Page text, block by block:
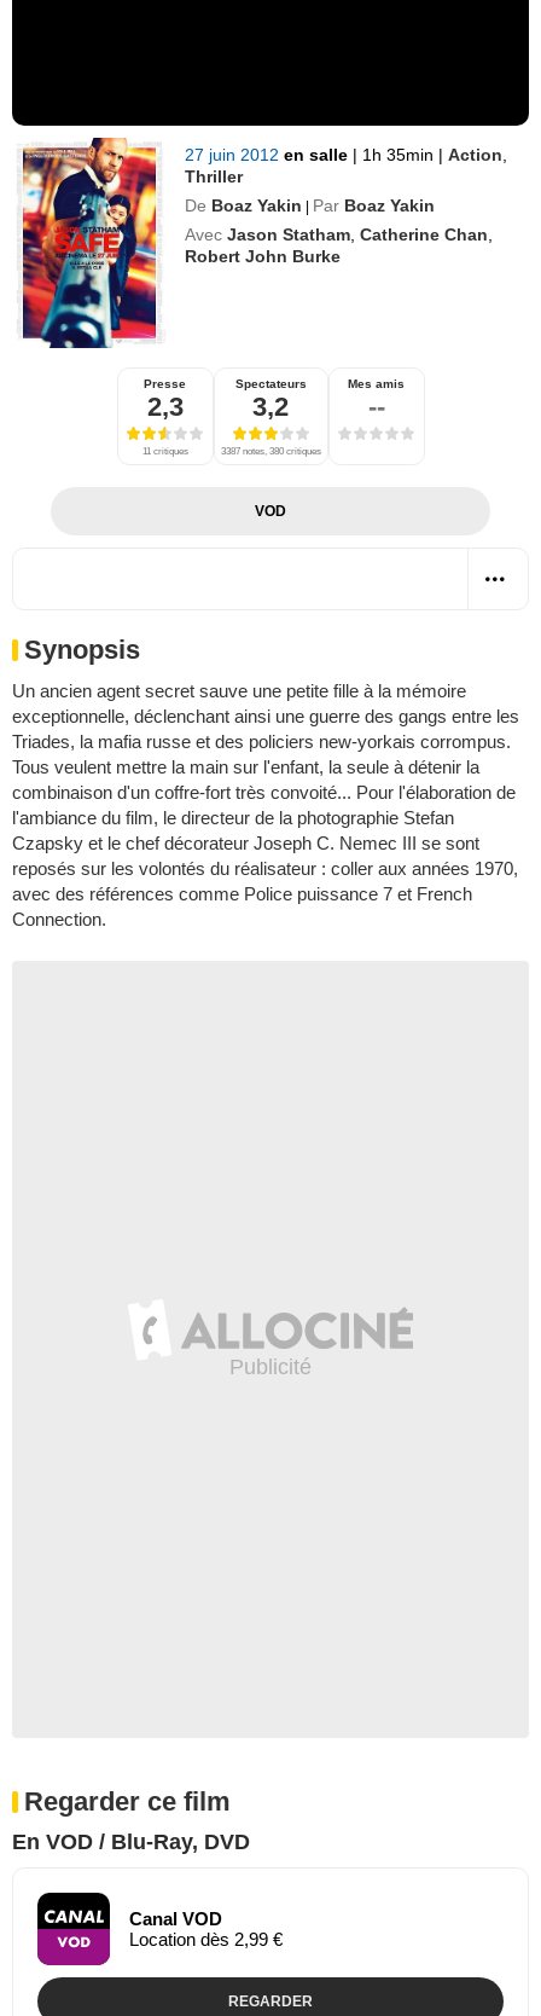
27 juin 2012en salle | 1h 35min | Action
Thriller
De Boaz Yakin | Par Boaz Yakin
Avec Jason Statham ,Catherine Chan
Robert John Burke
Presse
2,3
11 critiques
Spectateurs
3,2
3387 notes, 380 critiques
Mes amis
--
VOD
Synopsis
Un ancien agent secret sauve une petite fille à la mémoire
exceptionnelle, déclenchant ainsi une guerre des gangs entre les
Triades, la mafia russe et des policiers new-yorkais corrompus.
Tous veulent mettre la main sur l'enfant, la seule à détenir la
combinaison d'un coffre-fort très convoité... Pour l'élaboration de
l'ambiance du film, le directeur de la photographie Stefan
Czapsky et le chef décorateur Joseph C. Nemec III se sont
reposés sur les volontés du réalisateur : coller aux années 1970,
avec des références comme Police puissance 7 et French
Connection.
Regarder ce film
En VOD / Blu-Ray, DVD
Canal VOD
Location dès 2,99 €
REGARDER